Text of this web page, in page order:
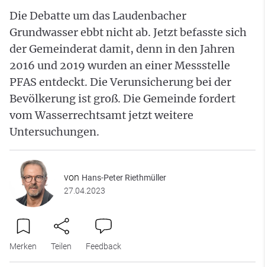
Die Debatte um das Laudenbacher
Grundwasser ebbt nicht ab. Jetzt befasste sich
der Gemeinderat damit, denn in den Jahren
2016 und 2019 wurden an einer Messstelle
PFAS entdeckt. Die Verunsicherung bei der
Bevölkerung ist groß. Die Gemeinde fordert
vom Wasserrechtsamt jetzt weitere
Untersuchungen.
von Hans-Peter Riethmüller
27.04.2023
Merken Teilen Feedback